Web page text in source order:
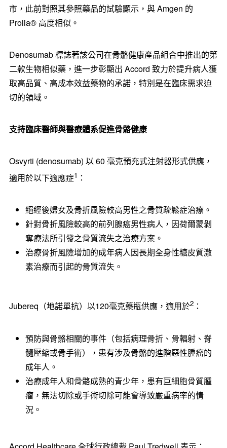
市，此前對照其參照藥品的試驗顯示，與 Amgen 的
Prolia® 高度相似。
Denosumab 標誌著該公司在骨骼健康產品組合中推出的第
二款生物相似藥，進一步彰顯出 Accord 致力於提升病人獲
取高品質、高成本效益藥物的承諾，特別是在臨床需求迫
切的領域。
支持臨床醫師與醫療體系促進骨骼健康
Osvyrti (denosumab) 以 60 毫克預充式注射器形式供應，
適用於以下適應症1 ：
絕經後婦女及骨折風險較高男性之骨質疏鬆症治療。
針對骨折風險較高的前列腺癌男性病人，因荷爾蒙剝
奪療法所引發之骨質流失之治療方案。
治療骨折風險增加的成年病人因長期全身性糖皮質激
素治療而引起的骨質流失。
Jubereq（地諾單抗）以120毫克藥瓶供應，適用於2：
預防與骨骼相關的事件（包括病理骨折、骨輻射、脊
髓壓縮或骨手術），患有涉及骨骼的進階惡性腫瘤的
成年人。
治療成年人和骨骼成熟的青少年，患有巨細胞骨質腫
瘤，無法切除或手術切除可能會導致嚴重病率的情
況。